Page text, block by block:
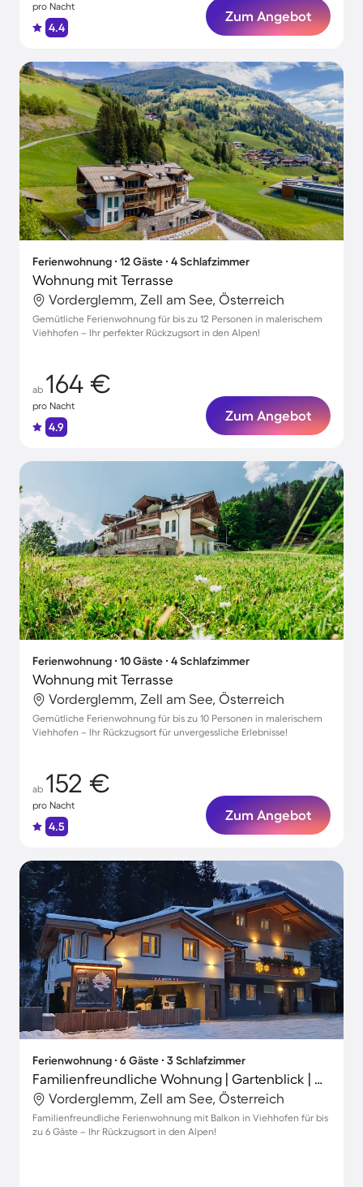
pro Nacht
4.4
Zum Angebot
Ferienwohnung ∙ 12 Gäste ∙ 4 Schlafzimmer
Wohnung mit Terrasse
Vorderglemm, Zell am See, Österreich
Gemütliche Ferienwohnung für bis zu 12 Personen in malerischem
Viehhofen – Ihr perfekter Rückzugsort in den Alpen!
ab 164 €
pro Nacht
4.9
Zum Angebot
Ferienwohnung ∙ 10 Gäste ∙ 4 Schlafzimmer
Wohnung mit Terrasse
Vorderglemm, Zell am See, Österreich
Gemütliche Ferienwohnung für bis zu 10 Personen in malerischem
Viehhofen – Ihr Rückzugsort für unvergessliche Erlebnisse!
ab 152 €
pro Nacht
4.5
Zum Angebot
Ferienwohnung ∙ 6 Gäste ∙ 3 Schlafzimmer
Familienfreundliche Wohnung | Gartenblick | Nah am Skifahren
Vorderglemm, Zell am See, Österreich
Familienfreundliche Ferienwohnung mit Balkon in Viehhofen für bis
zu 6 Gäste – Ihr Rückzugsort in den Alpen!